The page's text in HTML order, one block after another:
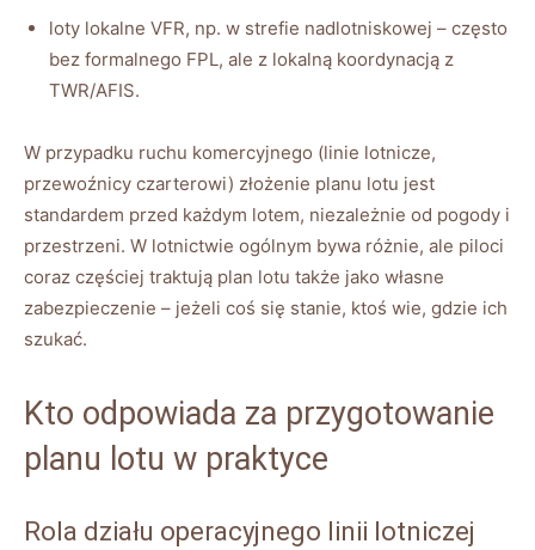
loty lokalne VFR, np. w strefie nadlotniskowej – często
bez formalnego FPL, ale z lokalną koordynacją z
TWR/AFIS.
W przypadku ruchu komercyjnego (linie lotnicze,
przewoźnicy czarterowi) złożenie planu lotu jest
standardem przed każdym lotem, niezależnie od pogody i
przestrzeni. W lotnictwie ogólnym bywa różnie, ale piloci
coraz częściej traktują plan lotu także jako własne
zabezpieczenie – jeżeli coś się stanie, ktoś wie, gdzie ich
szukać.
Kto odpowiada za przygotowanie
planu lotu w praktyce
Rola działu operacyjnego linii lotniczej